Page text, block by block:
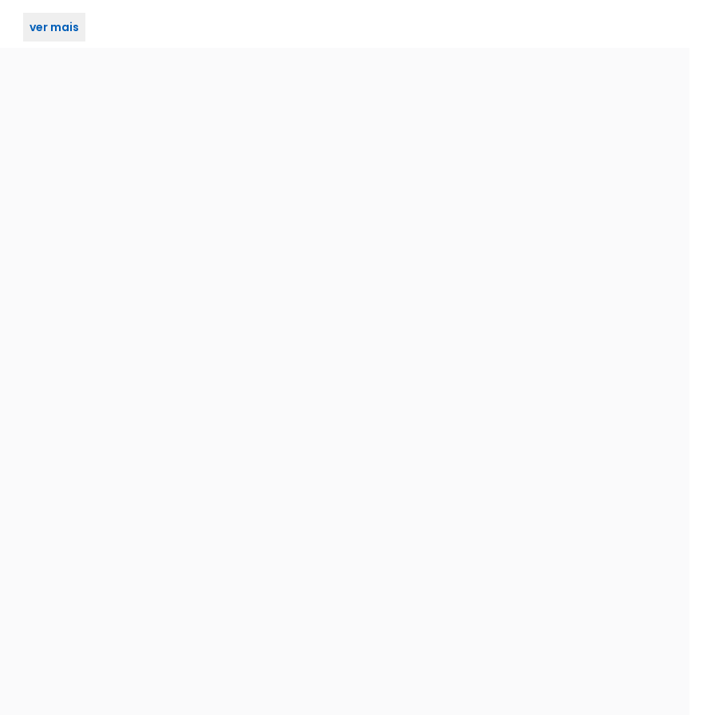
ver mais